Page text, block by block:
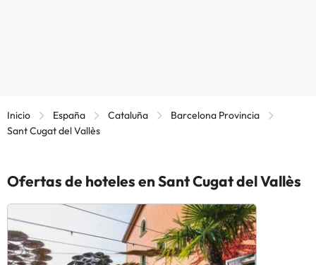
Inicio España Cataluña
Barcelona Provincia
Sant Cugat del Vallès
Ofertas de hoteles en Sant Cugat del Vallès